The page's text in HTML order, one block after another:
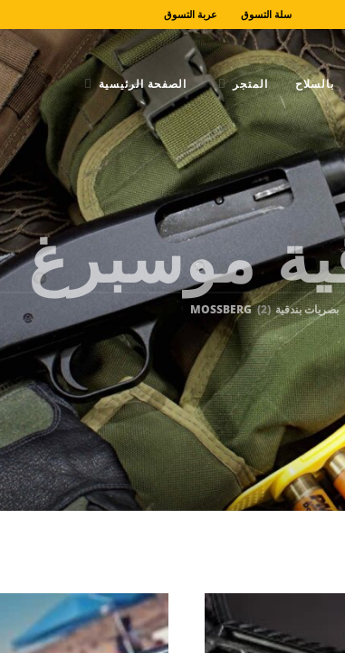
سلة التسوق عربة التسوق
الصفحة الرئيسية المتجر بالسلاح
موسبرغ
بصريات بندقية MOSSBERG(2)